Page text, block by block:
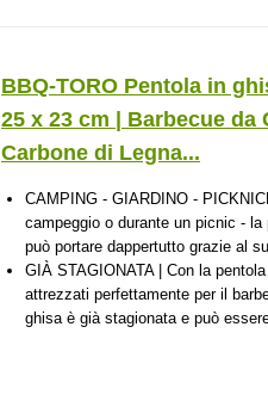
BBQ-TORO Pentola in
25 x 23 cm | Barbecue da
Carbone di Legna...
CAMPING - GIARDINO -
campeggio o durante un picnic -
può portare dappertutto grazie al
GIÀ STAGIONATA | Con la
attrezzati perfettamente per il
ghisa è già stagionata e può